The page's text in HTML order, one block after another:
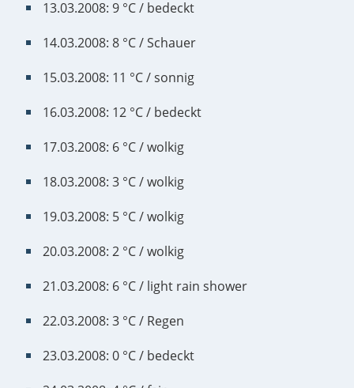
13.03.2008: 9 °C / bedeckt
14.03.2008: 8 °C / Schauer
15.03.2008: 11 °C / sonnig
16.03.2008: 12 °C / bedeckt
17.03.2008: 6 °C / wolkig
18.03.2008: 3 °C / wolkig
19.03.2008: 5 °C / wolkig
20.03.2008: 2 °C / wolkig
21.03.2008: 6 °C / light rain shower
22.03.2008: 3 °C / Regen
23.03.2008: 0 °C / bedeckt